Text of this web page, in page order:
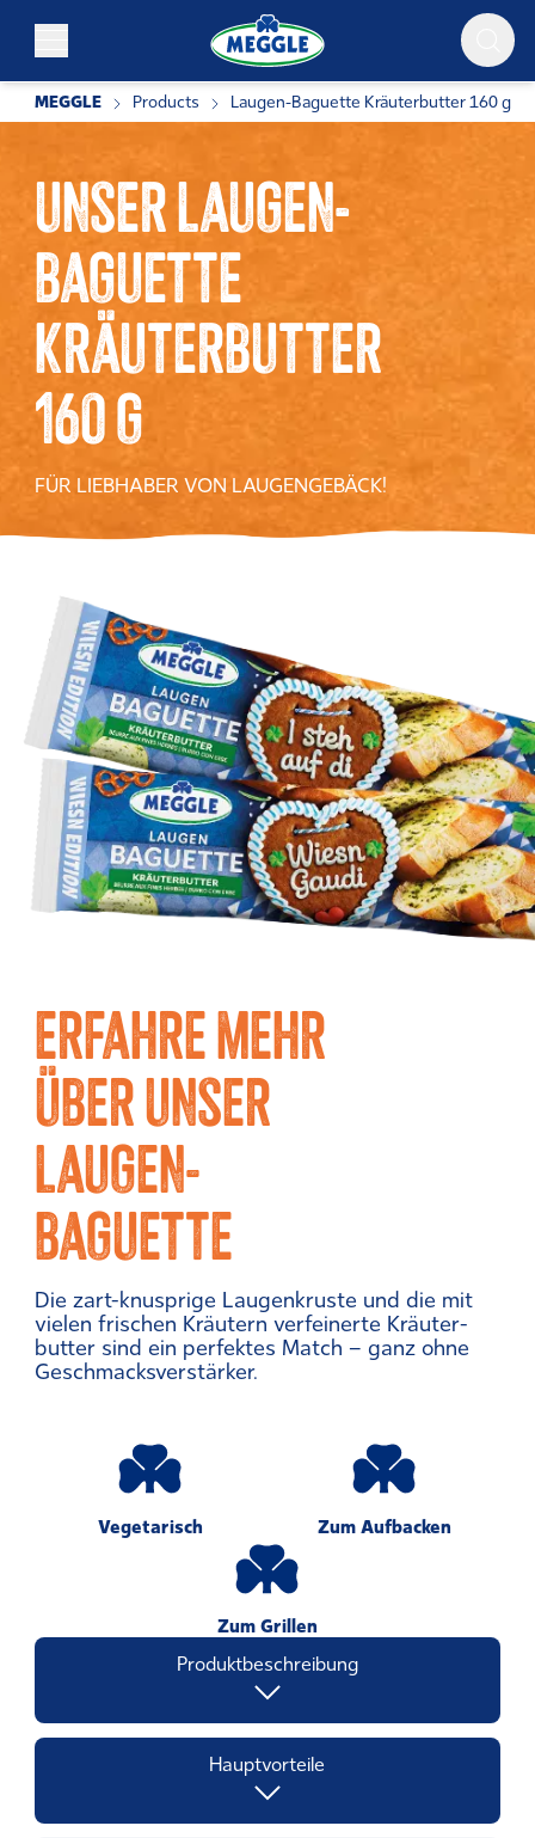
MEGGLE Products Laugen-Baguette Kräuterbutter 160 g
UNSER LAUGEN-
BAGUETTE
KRÄUTERBUTTER
160 G
FÜR LIEBHABER VON LAUGENGEBÄCK!
ERFAHRE MEHR
ÜBER UNSER
LAUGEN-
BAGUETTE
Die zart-knusprige Laugenkruste und die mit
vielen frischen Kräutern verfeinerte Kräuter­
butter sind ein perfektes Match – ganz ohne
Ge­schmacks­verstärker.
Vegetarisch Zum Aufbacken
Zum Grillen
Produktbeschreibung
Hauptvorteile